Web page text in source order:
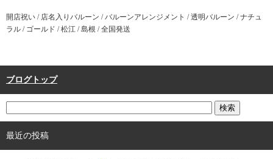
開店祝い / 店名入りバルーン / バルーンアレンジメント / 透明バルーン / ナチュ
ラル / ゴールド / 松江 / 島根 / 全国発送
ブログトップ
最近の投稿